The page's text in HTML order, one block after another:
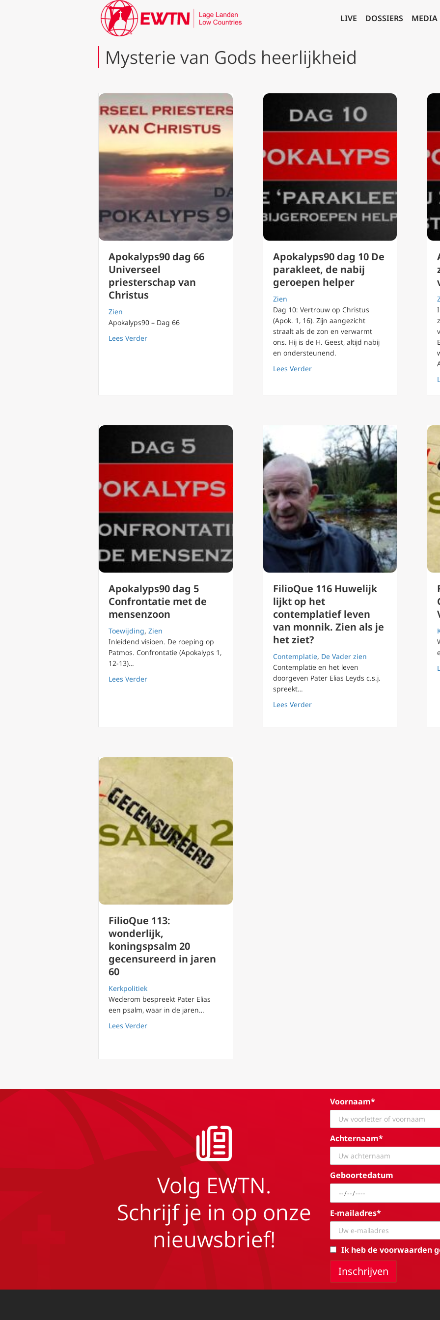
LIVE DOSSIERS MEDIA
Mysterie van Gods heerlijkheid
Apokalyps90 dag 66
Universeel
priesterschap van
Christus
Zien
Apokalyps90 – Dag 66
Lees Verderabout Apokalyps90 dag 66 Universeel priesterschap van Christus
Apokalyps90 dag 10 De
parakleet, de nabij
geroepen helper
Zien
Dag 10: Vertrouw op Christus
(Apok. 1, 16). Zijn aangezicht
straalt als de zon en verwarmt
ons. Hij is de H. Geest, altijd nabij
en ondersteunend.
Lees Verderabout Apokalyps90 dag 10 De
Apokalyps90 dag 5
Confrontatie met de
mensenzoon
Toewijding, Zien
Inleidend visioen. De roeping op
Patmos. Confrontatie (Apokalyps 1,
12-13)…
Lees Verderabout Apokalyps90 dag 5 Confrontatie met de mensenzoon
FilioQue 116 Huwelijk
lijkt op het
contemplatief leven
van monnik. Zien als je
het ziet?
Contemplatie, De Vader zien
Contemplatie en het leven
doorgeven Pater Elias Leyds c.s.j.
spreekt…
Lees Verderabout FilioQue 116 Huwelijk lijkt op
FilioQue 113:
wonderlijk,
koningspsalm 20
gecensureerd in jaren
60
Kerkpolitiek
Wederom bespreekt Pater Elias
een psalm, waar in de jaren…
Lees Verderabout FilioQue 113: wonderlijk, koningspsalm 20 gecensureerd in jaren 60
Volg EWTN.
Schrijf je in op onze
nieuwsbrief!
Voornaam*
Achternaam*
Geboortedatum
E-mailadres*
Ik heb de voorwaarden